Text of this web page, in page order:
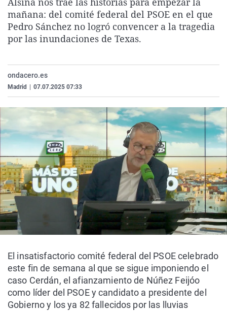
La rosa de los vientos
Gente viajera
Caso
Retornados
Extremadura
Galicia
Virales
Televisión
mañana: del comité federal del PSOE en el que
Pedro Sánchez no logró convencer a la tragedia
por las inundaciones de Texas.
ondacero.es
Madrid 07.07.2025 07:33
El insatisfactorio comité federal del PSOE celebrado
este fin de semana al que se sigue imponiendo el
caso Cerdán, el afianzamiento de Núñez Feijóo
como líder del PSOE y candidato a presidente del
Gobierno y los ya 82 fallecidos por las lluvias